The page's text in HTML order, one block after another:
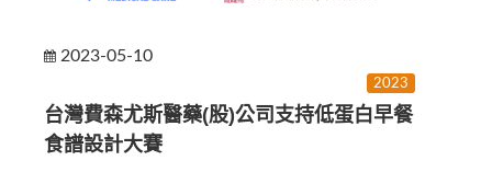
2023-05-10
2023
台灣費森尤斯醫藥(股)公司支持低蛋白早餐
食譜設計大賽